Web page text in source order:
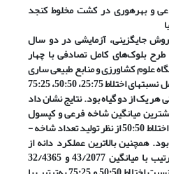
و بهره­وری در کشت مخلوط کنجد
جایگزینی، آزمایشی در دو سال
به‌صورت طرح بلوک‌های کامل تصادفی با چهار
علوم کشاورزی و منابع طبیعی ساری
اجرا شد. تیمارهای آزمایش شامل نسبت­های اختلاط 25:75، 50:50، 75:25
یک از دو گیاه بود. نتایج نشان داد
میانگین شاخه ­فرعی و کپسول
در بوته بود. در سویا نیز نسبت اختلاط 50:50 از نظر تولید تعداد شاخه ­
همچنین بالاترین عملکرد دانه از
کشت خالص کنجد و سویا به‌ترتیب با میانگین 43/2077 و 32/4365